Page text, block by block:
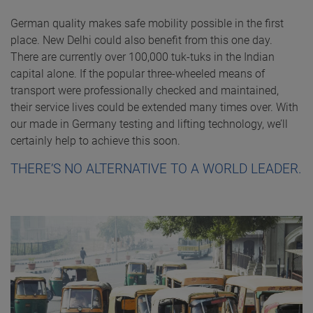
Hochschule für angewandte Wissenschaften
Kempten
LAV (Germany)
Lateinamerika Verein e.V.
Branchenübergreifendes
Unternehmensnetzwerk und
Wirtschaft mit Interessen an und in
Verband der Automobilindustrie e. V.
VDiK (Germany)
Verband der Internationalen
HVIA (Australia)
Heavy Vehicle Industry Australia - Represents
the interests of manufacturers and suppliers
of heavy vehicles, equipment and technology
/ Nutzfahrzeugindustrie Australien - Vertritt
die Interessen der Hersteller und Lieferanten
von Schwerfahrzeugen, Ausrüstung und
Technologie
EGEA (Europe)
Werkstätten und Prüfgeräte
ETH Conference (Switzerland)
Eidgenössische Technische Hochschule
Zürich
German quality makes safe mobility possible in the first
place. New Delhi could also benefit from this one day.
There are currently over 100,000 tuk-tuks in the Indian
capital alone. If the popular three-wheeled means of
transport were professionally checked and maintained,
their service lives could be extended many times over. With
our made in Germany testing and lifting technology, we’ll
certainly help to achieve this soon.
THERE’S NO ALTERNATIVE TO A WORLD LEADER.